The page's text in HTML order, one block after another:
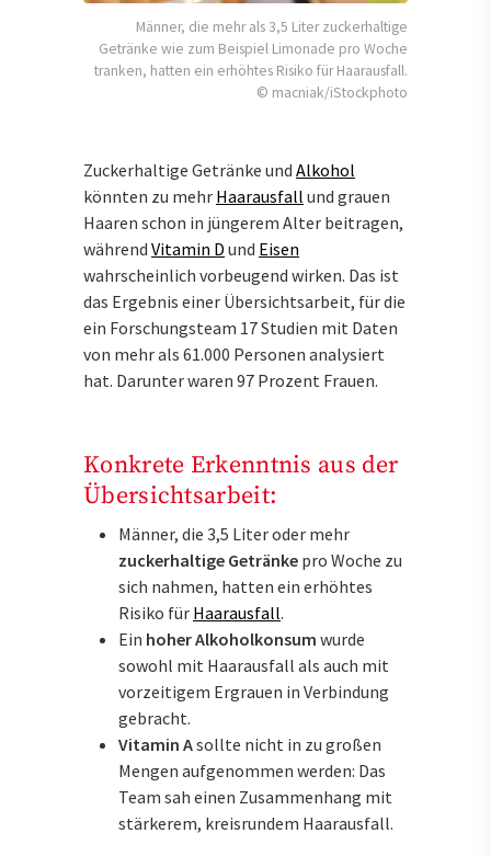
Männer, die mehr als 3,5 Liter zuckerhaltige
Getränke wie zum Beispiel Limonade pro Woche
tranken, hatten ein erhöhtes Risiko für Haarausfall.
© macniak/iStockphoto
Zuckerhaltige Getränke und Alkohol
könnten zu mehr Haarausfall und grauen
Haaren schon in jüngerem Alter beitragen,
während Vitamin D und Eisen
wahrscheinlich vorbeugend wirken. Das ist
das Ergebnis einer Übersichtsarbeit, für die
ein Forschungsteam 17 Studien mit Daten
von mehr als 61.000 Personen analysiert
hat. Darunter waren 97 Prozent Frauen.
Konkrete Erkenntnis aus der
Übersichtsarbeit:
Männer, die 3,5 Liter oder mehr
zuckerhaltige Getränke pro Woche zu
sich nahmen, hatten ein erhöhtes
Risiko für Haarausfall.
Ein hoher Alkoholkonsum wurde
sowohl mit Haarausfall als auch mit
vorzeitigem Ergrauen in Verbindung
gebracht.
Vitamin Asollte nicht in zu großen
Mengen aufgenommen werden: Das
Team sah einen Zusammenhang mit
stärkerem, kreisrundem Haarausfall.